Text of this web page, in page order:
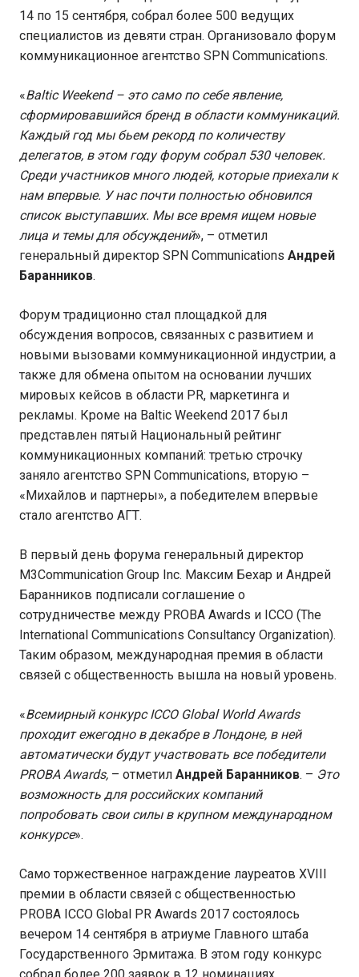
14 по 15 сентября, собрал более 500 ведущих
специалистов из девяти стран. Организовало форум
коммуникационное агентство SPN Communications.
«Baltic Weekend– это само по себе явление,
сформировавшийся бренд в области коммуникаций.
Каждый год мы бьем рекорд по количеству
делегатов, в этом году форум собрал 530 человек.
Среди участников много людей, которые приехали к
нам впервые. У нас почти полностью обновился
список выступавших. Мы все время ищем новые
лица и темы для обсуждений», – отметил
генеральный директор SPN Communications Андрей
Баранников.
Форум традиционно стал площадкой для
обсуждения вопросов, связанных с развитием и
новыми вызовами коммуникационной индустрии, а
также для обмена опытом на основании лучших
мировых кейсов в области PR, маркетинга и
рекламы. Кроме на Baltic Weekend 2017 был
представлен пятый Национальный рейтинг
коммуникационных компаний: третью строчку
заняло агентство SPN Communications, вторую –
«Михайлов и партнеры», а победителем впервые
стало агентство АГТ.
В первый день форума генеральный директор
M3Communication Group Inc. Максим Бехар и Андрей
Баранников подписали соглашение о
сотрудничестве между PROBA Awards и ICCO (The
International Communications Consultancy Organization).
Таким образом, международная премия в области
связей с общественность вышла на новый уровень.
«Всемирный конкурс ICCO Global World Awards
проходит ежегодно в декабре в Лондоне, в ней
автоматически будут участвовать все победители
PROBA Awards, – отметил Андрей Баранников. – Это
возможность для российских компаний
попробовать свои силы в крупном международном
конкурсе».
Само торжественное награждение лауреатов XVIII
премии в области связей с общественностью
PROBA ICCO Global PR Awards 2017 состоялось
вечером 14 сентября в атриуме Главного штаба
Государственного Эрмитажа. В этом году конкурс